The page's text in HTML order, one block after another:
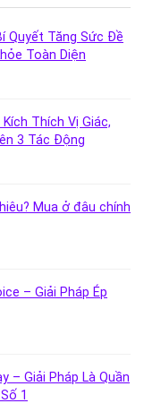
Quyết Tăng Sức Đề
Toàn Diện
Thích Vị Giác,
3 Tác Động
Mua ở đâu chính
– Giải Pháp Ép
– Giải Pháp Là Quần
1